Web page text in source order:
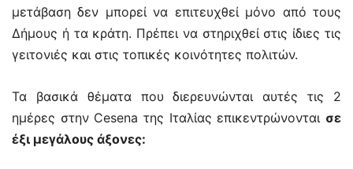
μετάβαση δεν μπορεί να επιτευχθεί μόνο από τους
Δήμους ή τα κράτη. Πρέπει να στηριχθεί στις ίδιες τις
γειτονιές και στις τοπικές κοινότητες πολιτών.
Τα βασικά θέματα που διερευνώνται αυτές τις 2
ημέρες στην Cesena της Ιταλίας επικεντρώνονται σε
έξι μεγάλους άξονες: